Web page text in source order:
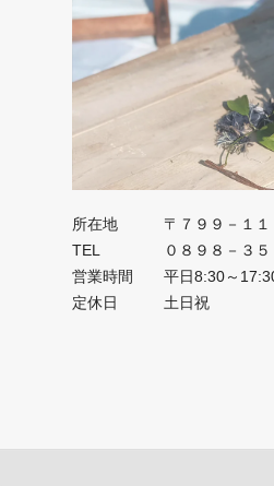
所在地
〒７９９－１
TEL
０８９８－３
営業時間
平日8:30～
定休日
土日祝